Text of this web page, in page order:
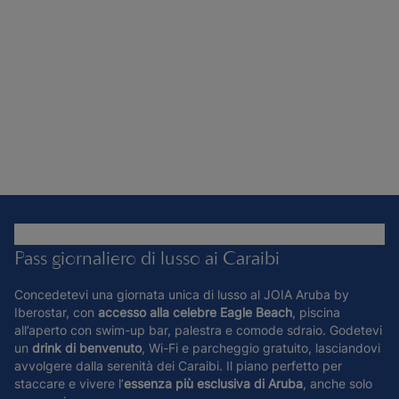
Pass giornaliero di lusso ai Caraibi
Concedetevi una giornata unica di lusso al JOIA Aruba by
Iberostar, con accesso alla celebre Eagle Beach, piscina
all’aperto con swim-up bar, palestra e comode sdraio. Godetevi
un drink di benvenuto, Wi-Fi e parcheggio gratuito, lasciandovi
avvolgere dalla serenità dei Caraibi. Il piano perfetto per
staccare e vivere l’essenza più esclusiva di Aruba, anche solo